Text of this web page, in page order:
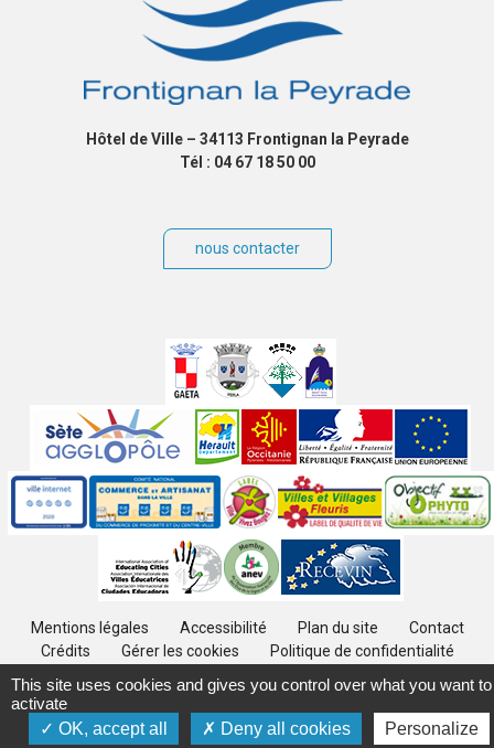
Hôtel de Ville – 34113 Frontignan la Peyrade
Tél : 04 67 18 50 00
nous contacter
partenaires
Labels
Mentions légales Accessibilité Plan du site
Contact
Crédits
Gérer les cookies Politique de confidentialité
This site uses cookies and gives you control over what you want to
activate
OK, accept all
Deny all cookies Personalize